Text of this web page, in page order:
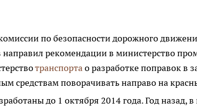
по безопасности дорожного
рекомендации в министерство
транспортао разработке поправок в
средствам поворачивать направо на
до 1 октября 2014 года. Год назад,